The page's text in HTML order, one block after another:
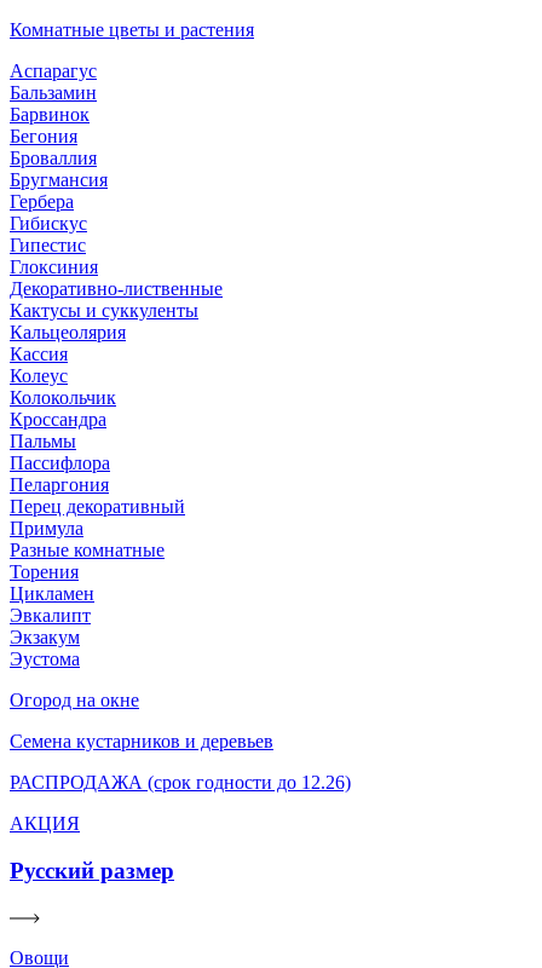
Комнатные цветы и растения
Аспарагус
Бальзамин
Барвинок
Бегония
Броваллия
Бругмансия
Гербера
Гибискус
Гипестис
Глоксиния
Декоративно-лиственные
Кактусы и суккуленты
Кальцеолярия
Кассия
Колеус
Колокольчик
Кроссандра
Пальмы
Пассифлора
Пеларгония
Перец декоративный
Примула
Разные комнатные
Торения
Цикламен
Эвкалипт
Экзакум
Эустома
Огород на окне
Семена кустарников и деревьев
РАСПРОДАЖА (срок годности до 12.26)
АКЦИЯ
Русский размер
Овощи